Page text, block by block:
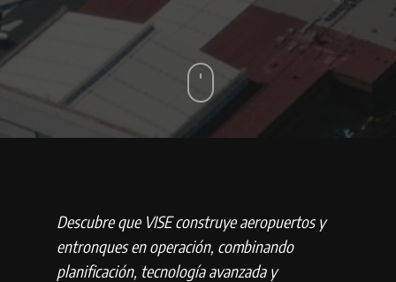
Descubre que VISE construye aeropuertos y
entronques en operación, combinando
planificación, tecnología avanzada y